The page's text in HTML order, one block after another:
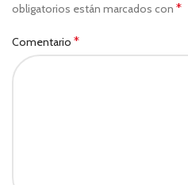
obligatorios están marcados con *
Comentario *